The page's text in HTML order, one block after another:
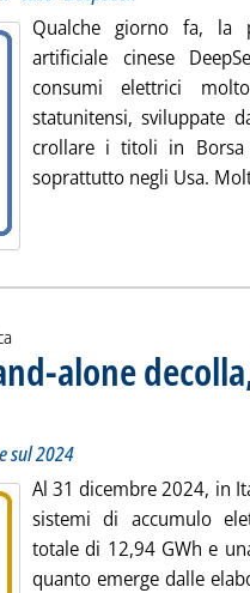
Qualche giorno fa, la
artificiale cinese
consumi elettrici
statunitensi, sviluppate
crollare i titoli in Borsa
soprattutto negli Usa.
alone
sul 2024
Al 31 dicembre 2024, in
sistemi di accumulo
totale di 12,94 GWh e
quanto emerge dalle